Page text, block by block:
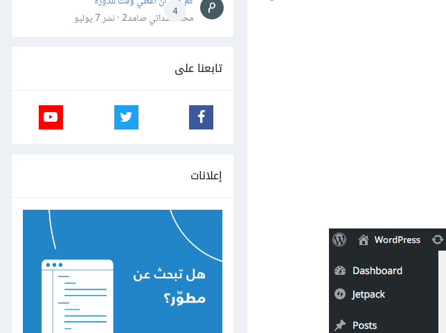
4
محمد سداتي صامد2 · نشر
7 يوليو
تابعنا على
إعلانات